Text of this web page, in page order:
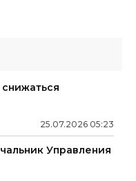
25.07.2026 05:23
Управления